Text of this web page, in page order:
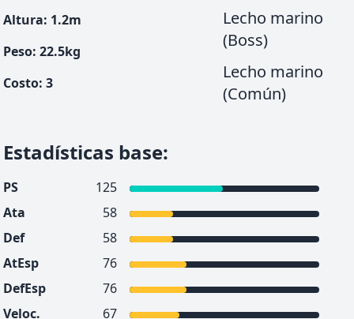
Altura: 1.2m
Peso: 22.5kg
Costo: 3
Lecho marino
(Boss)
Lecho marino
(Común)
Estadísticas base:
PS
125
Ata
58
Def
58
AtEsp
76
DefEsp
76
Veloc.
67